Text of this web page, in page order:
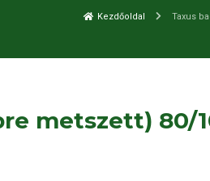
Kezdőoldal Taxus
metszett) 80/